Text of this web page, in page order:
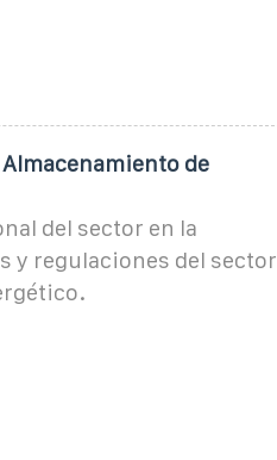
de
del sector en la
y regulaciones del sector